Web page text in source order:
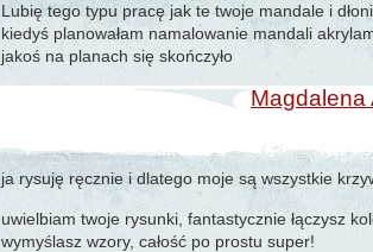
Lubię tego typu pracę jak te twoje mandale i
kiedyś planowałam namalowanie mandali
jakoś na planach się skończyło
Magdalena
ja rysuję ręcznie i dlatego moje są wszystkie
uwielbiam twoje rysunki, fantastycznie łączysz
wymyślasz wzory, całość po prostu super!